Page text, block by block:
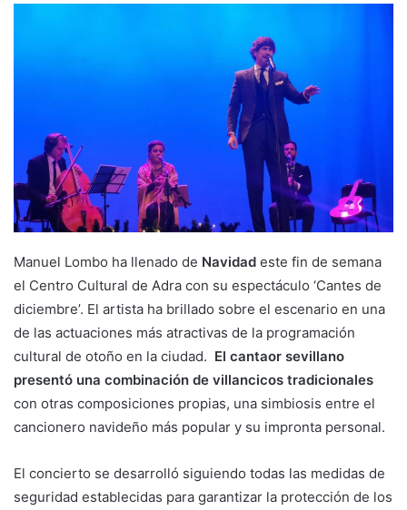
Manuel Lombo ha llenado de Navidad este fin de semana
el Centro Cultural de Adra con su espectáculo ‘Cantes de
diciembre’. El artista ha brillado sobre el escenario en una
de las actuaciones más atractivas de la programación
cultural de otoño en la ciudad. El cantaor sevillano
presentó una combinación de villancicos tradicionales
con otras composiciones propias, una simbiosis entre el
cancionero navideño más popular y su impronta personal.
El concierto se desarrolló siguiendo todas las medidas de
seguridad establecidas para garantizar la protección de los